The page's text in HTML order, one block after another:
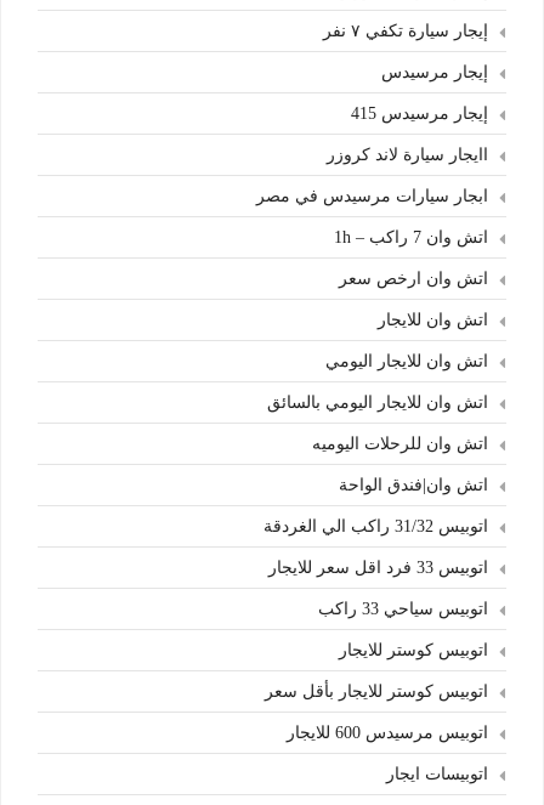
إيجار سيارة تكفي ٧ نفر
إيجار مرسيدس
إيجار مرسيدس 415
اايجار سيارة لاند كروزر
ابجار سيارات مرسيدس في مصر
اتش وان 7 راكب – 1h
اتش وان ارخص سعر
اتش وان للايجار
اتش وان للايجار اليومي
اتش وان للايجار اليومي بالسائق
اتش وان للرحلات اليوميه
اتش وان|فندق الواحة
اتوبيس 31/32 راكب الي الغردقة
اتوبيس 33 فرد اقل سعر للايجار
اتوبيس سياحي 33 راكب
اتوبيس كوستر للايجار
اتوبيس كوستر للايجار بأقل سعر
اتوبيس مرسيدس 600 للايجار
اتوبيسات ايجار